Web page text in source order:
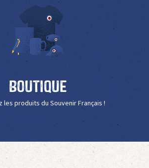
Boutique
les produits du Souvenir Français !